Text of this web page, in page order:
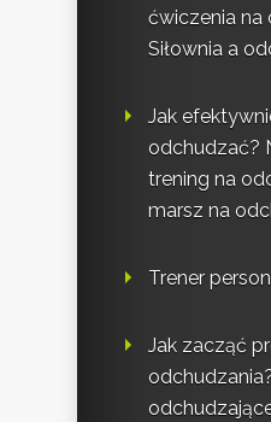
ćwiczenia na
Siłownia a
Jak
odchudzać?
trening na
marsz na
Trener
Jak zacząć